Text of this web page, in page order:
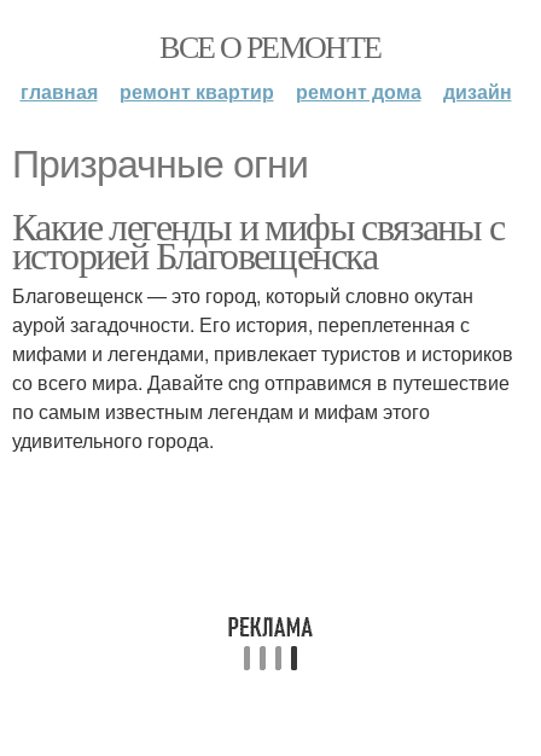
ВСЕ О РЕМОНТЕ
главная ремонт квартир ремонт дома дизайн
Призрачные огни
Какие легенды и мифы связаны с
историей Благовещенска
Благовещенск — это город, который словно окутан
аурой загадочности. Его история, переплетенная с
мифами и легендами, привлекает туристов и историков
со всего мира. Давайте cng отправимся в путешествие
по самым известным легендам и мифам этого
удивительного города.